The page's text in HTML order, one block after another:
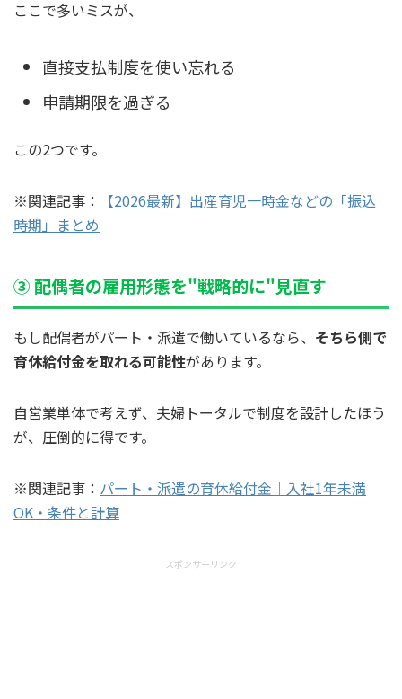
ここで多いミスが、
直接支払制度を使い忘れる
申請期限を過ぎる
この2つです。
※関連記事：
【2026最新】出産育児一時金などの「振込
時期」まとめ
③ 配偶者の雇用形態を"戦略的に"見直す
もし配偶者がパート・派遣で働いているなら、 そちら側で
育休給付金を取れる可能性があります。
自営業単体で考えず、夫婦トータルで制度を設計したほう
が、圧倒的に得です。
※関連記事： パート・派遣の育休給付金｜入社1年未満
OK・条件と計算
スポンサーリンク